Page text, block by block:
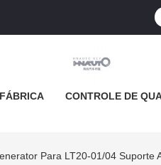
FÁBRICA CONTROLE DE
Para LT20-01/04 Suporte